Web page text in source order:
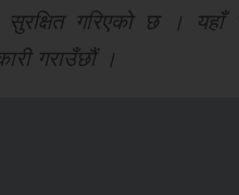
सुरक्षित गरिएको छ ।
गराउँछौं ।